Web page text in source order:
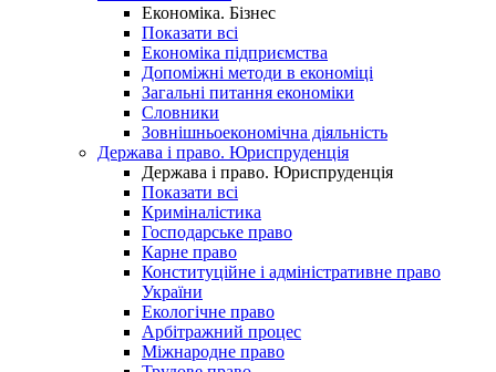
Економіка. Бізнес
Показати всі
Економіка підприємства
Допоміжні методи в економіці
Загальні питання економіки
Словники
Зовнішньоекономічна діяльність
Держава і право. Юриспруденція
Держава і право. Юриспруденція
Показати всі
Криміналістика
Господарське право
Карне право
Конституційне і адміністративне право
України
Екологічне право
Арбітражний процес
Міжнародне право